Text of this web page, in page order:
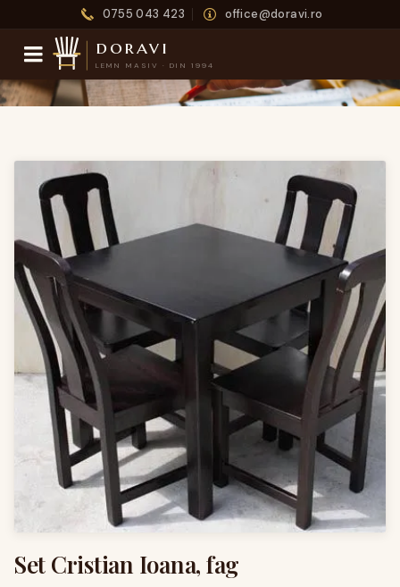
0755 043 423 office@doravi.ro
doravi
LEMN MASIV · DIN 1994
Set Cristian Ioana, fag